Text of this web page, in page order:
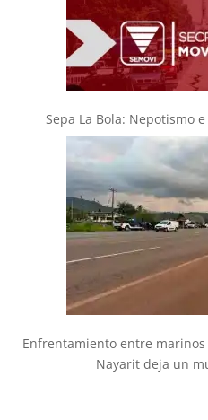
Sepa La Bola: Nepotismo
Enfrentamiento entre
Nayarit deja un